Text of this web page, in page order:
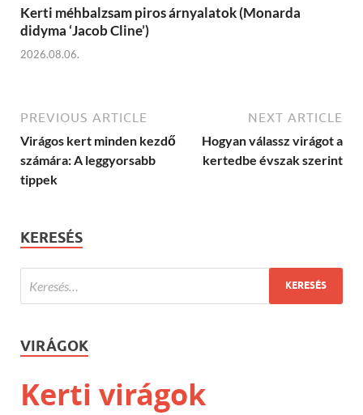
Kerti méhbalzsam piros árnyalatok (Monarda
didyma ‘Jacob Cline’)
2026.08.06.
PREVIOUS ARTICLE
Virágos kert minden kezdő
számára: A leggyorsabb
tippek
NEXT ARTICLE
Hogyan válassz virágot a
kertedbe évszak szerint
KERESÉS
VIRÁGOK
Kerti virágok